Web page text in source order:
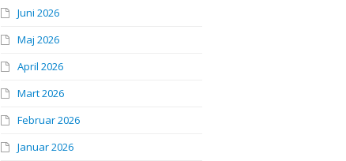
Juni 2026
Maj 2026
April 2026
Mart 2026
Februar 2026
Januar 2026